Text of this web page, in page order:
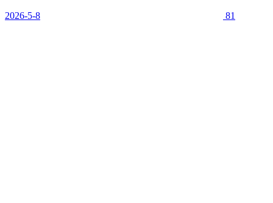
2026-5-8 81